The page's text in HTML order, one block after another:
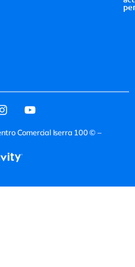
Comercial Iserra 100 © –